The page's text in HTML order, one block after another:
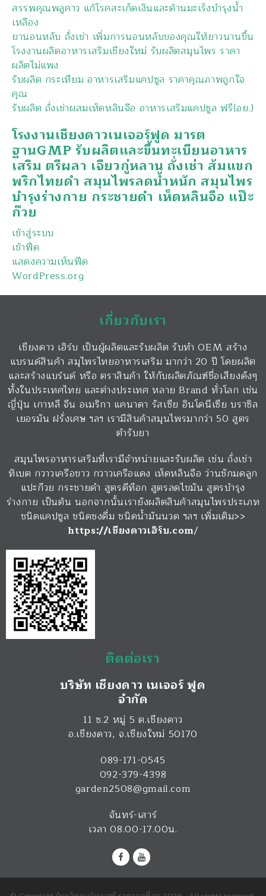
สรรพคุณพลูคาว แก้โรคสะเก็ดเงินและต้านมะเร็งบำรุงน้ำ
เหลือง
ยานอนหลับ ถั่งเช่า เพิ่มการนอนหลับของคุณให้ยาวนานขึ้น
โรงงานผลิตอาหารเสริมเชียงใหม่ รับผลิตสมุนไพร ราคา
ผลิตไม่แพง
รับผลิต กระเทียม อาหารเสริมแคปซูล ราคาคุณภาพถูกใจ
คุณ
รับผลิต ถั่งเช่าผสมเห็ดหลินจือ อาหารเสริมแคปซูล ฟรี(อย.)
โรงงานเชียงดาวเนเจอร์ฟูด มารต
ฐานGMP รับผลิตและขึ้นทะเบียนอาหาร
เสริม ตรีผลา เจียวกู่หลาน ถั่งเช่า ส้มแขก
พริกไทยดำ สมุนไพรลดน้ำหนัก สมุนไพร
บำรุงร่างกาย กระชายดำ เห็ดหลินจือ แป๊ะ
ก๊วย
เข้าสู่ระบบ
เข้าฟีด
แสดงความเห็นฟีด
WordPress.org
เกี่ยวกับเรา
เชียงดาว เฮิร์บ เป็นผู้ผลิตและรับผลิต รับทำ OEM สร้าง
แบรนด์สินค้า สมุไพรไทยอาหารเสริม มากว่า 20 ปี โดยผลิต
และสร้างแบร์นด์ หรือ ตราสินค้า ให้กับผลิตภัณฑ์ชื่อเสียงดังๆ
ทั้งในประเทศไทย และต่างประเทศ หลาย Brand ทั่วโลก เช่น
ญี่ปุ่น เกาหลี จีน อเมริกา แคนาดา รัสเซีย อินโดนีเซีย บราซิล
เยอรมัน ฝรั่งเศษ ฯลฯ เรามีสินค้าสมุนไพรมากว่า 50 สูตร
ตำรับยา
สมุนไพรอาหารเสริมที่เรามีจำหน่ายและรับผลิต เช่น ถั่งเช่า
ทิเบต กวาวเครือขาว กวาวเครือแดง เห็ดหลินจือ ว่านชักมดลูก
แปะก๊วย กระชายดำ สูตรดีท๊อก สูตรลดไขมัน สูตรบำรุง
ร่างกาย เป็นต้น นอกจากนั้นเรายังผลิตสินค้าสมุนไพรประเภท
ชนิดแคปซูล ชนิดชงดื่ม ชนิดน้ำมันนวด ฯลฯ เพิ่มเติม>>
https://เชียงดาวเฮิร์บ.com/
ติดต่อเรา
บริษัท เชียงดาว เนเจอร์ ฟูด
จำกัด
11 ซ.2 หมู่ 5 ต.เชียงดาว
อ.เชียงดาว, จ.เชียงใหม่ 50170
089-171-0545
092-379-4398
garden2508@gmail.com
จันทร์-เสาร์
เวลา 08.00-17.00น.